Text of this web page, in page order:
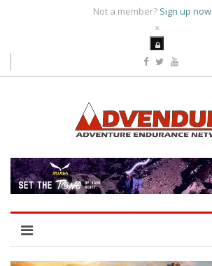
Not a member? Sign up now
×